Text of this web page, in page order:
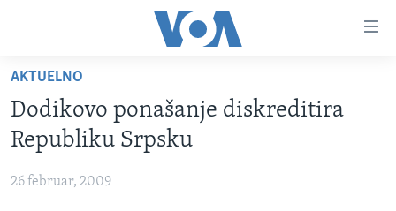
glavni
sadržaj
Pređi
na
glavnu
TV PROGRAM
FOTOGRAFIJE DANA
VIJESTI
AKTUELNO
Dodikovo ponašanje diskreditira
Republiku Srpsku
26 februar, 2009